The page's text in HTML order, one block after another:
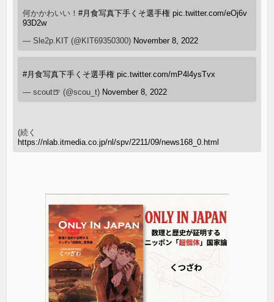
何かかわいい！#月食写真下手くそ選手権 pic.twitter.com/eOj6v
93D2w
— Sle2p.KIT (@KIT69350300) November 8, 2022
#月食写真下手くそ選手権 pic.twitter.com/mP4l4ysTvx
— scout🍺 (@scou_t) November 8, 2022
(続く
https://nlab.itmedia.co.jp/nl/spv/2211/09/news168_0.html